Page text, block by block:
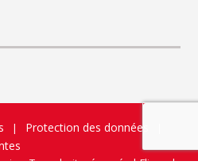
| Protection des données